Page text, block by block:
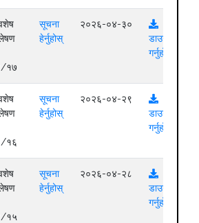
१७
सूचना
हेर्नुहोस्
२०२६-०४-३०
डाउनलोड
गर्नुहोस्
१६
सूचना
हेर्नुहोस्
२०२६-०४-२९
डाउनलोड
गर्नुहोस्
१५
सूचना
हेर्नुहोस्
२०२६-०४-२८
डाउनलोड
गर्नुहोस्